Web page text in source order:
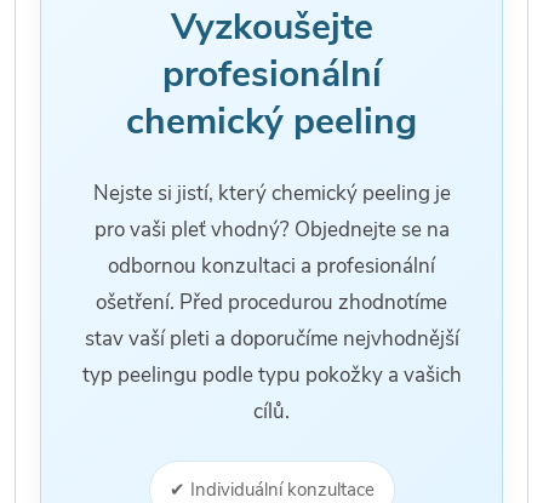
Vyzkoušejte
profesionální
chemický peeling
Nejste si jistí, který chemický peeling je
pro vaši pleť vhodný? Objednejte se na
odbornou konzultaci a profesionální
ošetření. Před procedurou zhodnotíme
stav vaší pleti a doporučíme nejvhodnější
typ peelingu podle typu pokožky a vašich
cílů.
✔ Individuální konzultace